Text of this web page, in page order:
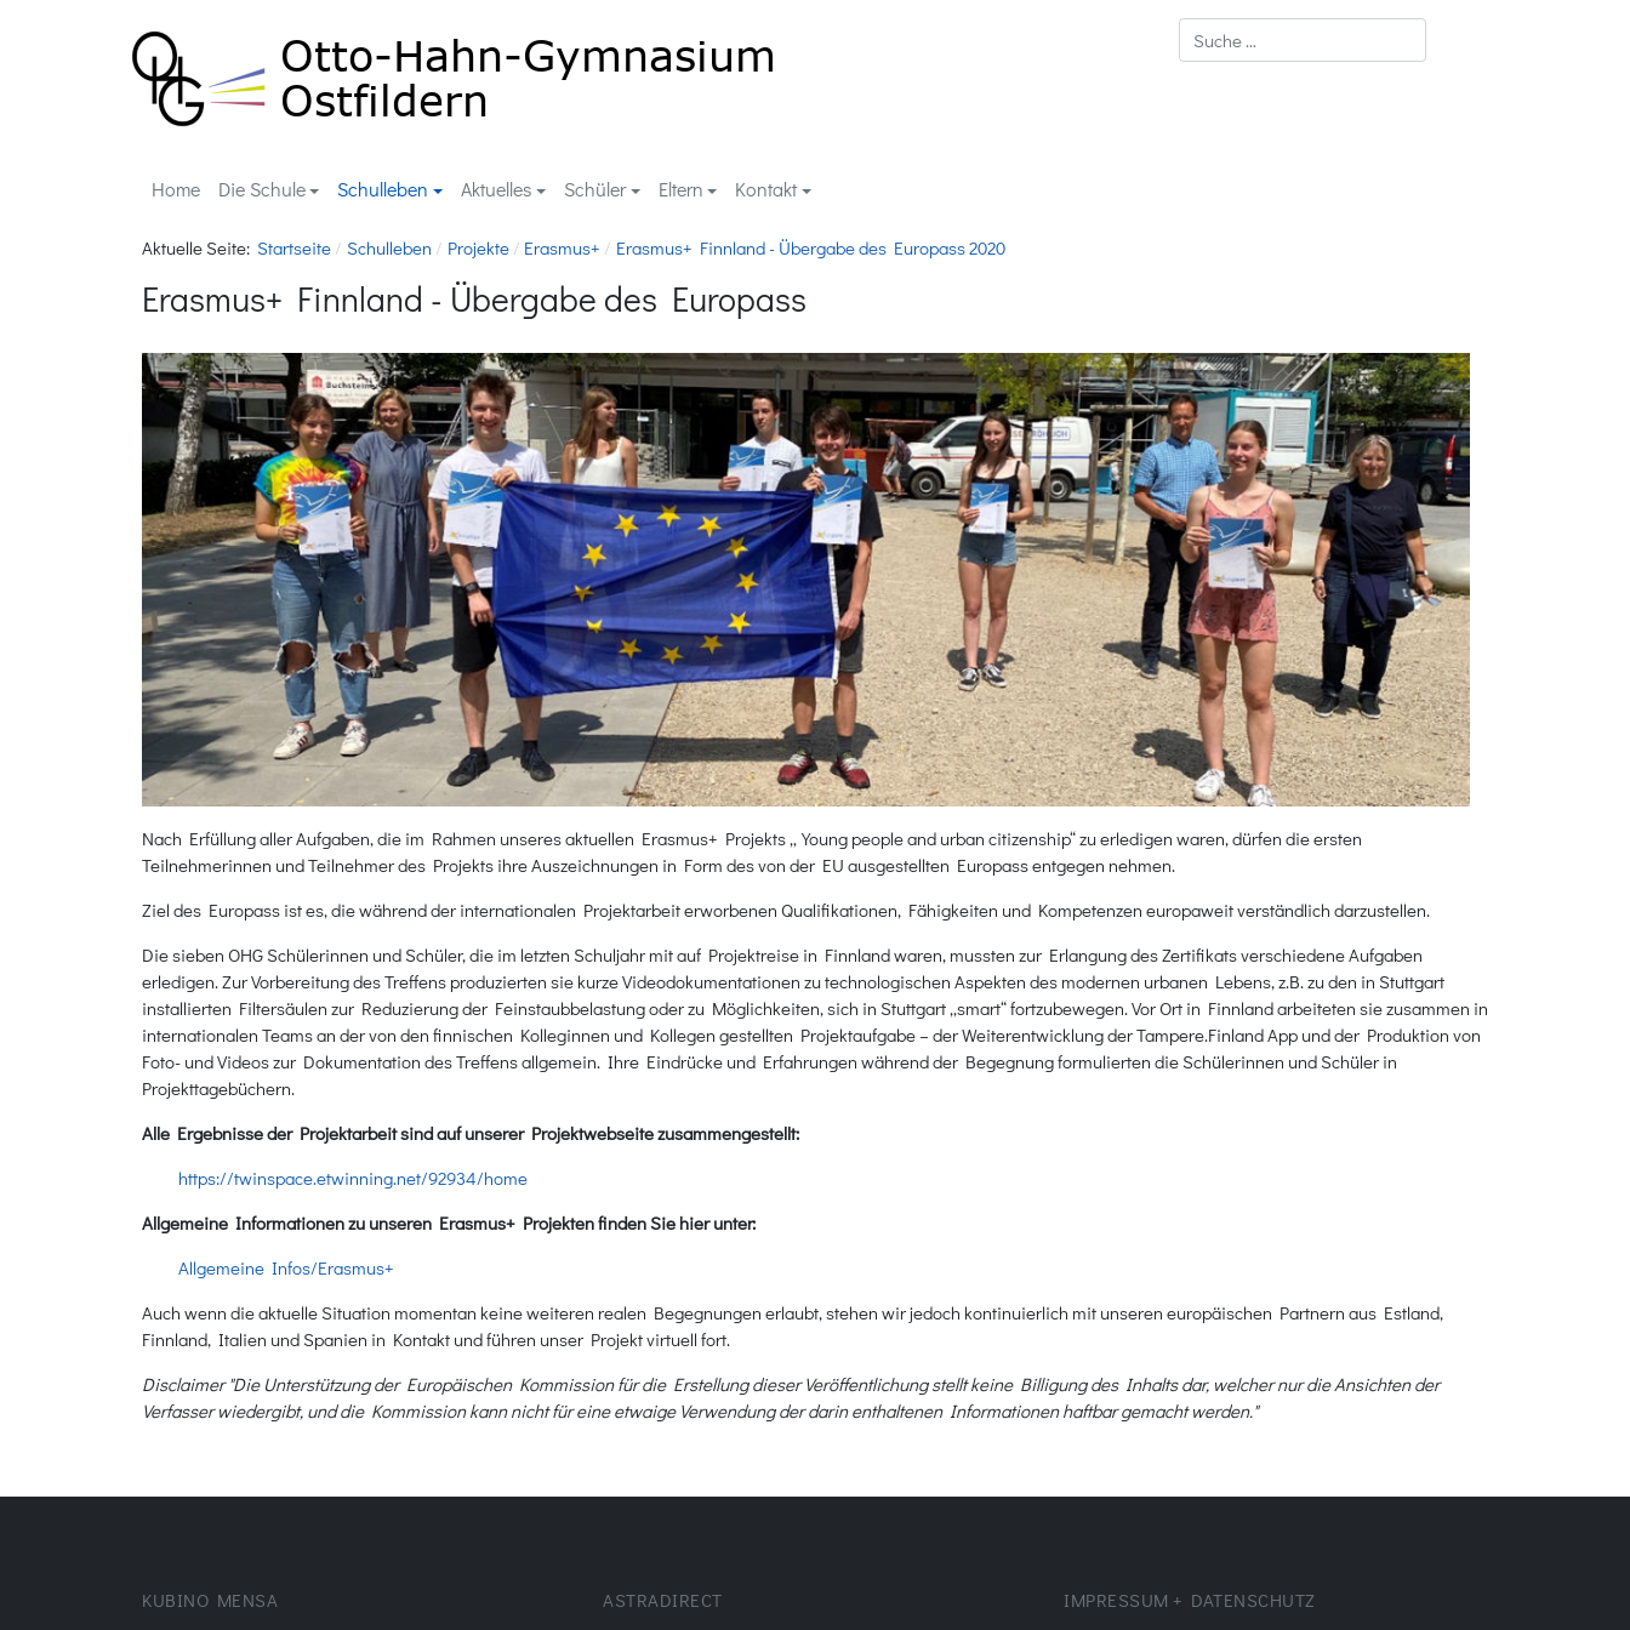
Suchen
Home Die Schule Schulleben Aktuelles Schüler Eltern Kontakt
Aktuelle Seite: Startseite Schulleben Projekte Erasmus+ Erasmus+ Finnland - Übergabe des Europass 2020
Erasmus+ Finnland - Übergabe des Europass
Nach Erfüllung aller Aufgaben, die im Rahmen unseres aktuellen Erasmus+ Projekts „Young people and urban citizenship“ zu erledigen waren, dürfen die ersten
Teilnehmerinnen und Teilnehmer des Projekts ihre Auszeichnungen in Form des von der EU ausgestellten Europass entgegen nehmen.
Ziel des Europass ist es, die während der internationalen Projektarbeit erworbenen Qualifikationen, Fähigkeiten und Kompetenzen europaweit verständlich darzustellen.
Die sieben OHG Schülerinnen und Schüler, die im letzten Schuljahr mit auf Projektreise in Finnland waren, mussten zur Erlangung des Zertifikats verschiedene Aufgaben
erledigen. Zur Vorbereitung des Treffens produzierten sie kurze Videodokumentationen zu technologischen Aspekten des modernen urbanen Lebens, z.B. zu den in Stuttgart
installierten Filtersäulen zur Reduzierung der Feinstaubbelastung oder zu Möglichkeiten, sich in Stuttgart „smart“ fortzubewegen. Vor Ort in Finnland arbeiteten sie zusammen in
internationalen Teams an der von den finnischen Kolleginnen und Kollegen gestellten Projektaufgabe – der Weiterentwicklung der Tampere.Finland App und der Produktion von
Foto- und Videos zur Dokumentation des Treffens allgemein. Ihre Eindrücke und Erfahrungen während der Begegnung formulierten die Schülerinnen und Schüler in
Projekttagebüchern.
Alle Ergebnisse der Projektarbeit sind auf unserer Projektwebseite zusammengestellt:
https://twinspace.etwinning.net/92934/home
Allgemeine Informationen zu unseren Erasmus+ Projekten finden Sie hier unter:
Allgemeine Infos/Erasmus+
Auch wenn die aktuelle Situation momentan keine weiteren realen Begegnungen erlaubt, stehen wir jedoch kontinuierlich mit unseren europäischen Partnern aus Estland,
Finnland, Italien und Spanien in Kontakt und führen unser Projekt virtuell fort.
Disclaimer "Die Unterstützung der Europäischen Kommission für die Erstellung dieser Veröffentlichung stellt keine Billigung des Inhalts dar, welcher nur die Ansichten der
Verfasser wiedergibt, und die Kommission kann nicht für eine etwaige Verwendung der darin enthaltenen Informationen haftbar gemacht werden."
KUBINO MENSA ASTRADIRECT IMPRESSUM + DATENSCHUTZ